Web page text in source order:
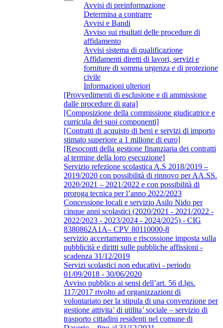
Avvisi di preinformazione
Determina a contrarre
Avvisi e Bandi
Avviso sui risultati delle procedure di
affidamento
Avvisi sistema di qualificazione
Affidamenti diretti di lavori, servizi e
forniture di somma urgenza e di protezione
civile
Informazioni ulteriori
[Provvedimenti di esclusione e di ammissione
dalle procedure di gara]
[Composizione della commissione giudicatrice e
curricula dei suoi componenti]
[Contratti di acquisto di beni e servizi di importo
stimato superiore a 1 milione di euro]
[Resoconti della gestione finanziaria dei contratti
al termine della loro esecuzione]
Servizio refezione scolastica A.S 2018/2019 –
2019/2020 con possibilità di rinnovo per AA.SS.
2020/2021 – 2021/2022 e con possibilità di
proroga tecnica per l’anno 2022/2023
Concessione locali e servizio Asilo Nido per
cinque anni scolastici (2020/2021 - 2021/2022 -
2022/2023 - 2023/2024 - 2024/2025) - CIG
8380862A1A– CPV 80110000-8
servizio accertamento e riscossione imposta sulla
pubblicità e diritti sulle pubbliche affissioni -
scadenza 31/12/2019
Servizi scolastici non educativi - periodo
01/09/2018 - 30/06/2020
Avviso pubblico ai sensi dell’art. 56 d.lgs.
117/2017 rivolto ad organizzazioni di
volontariato per la stipula di una convenzione per
gestione attivita’ di utilita’ sociale – servizio di
trasporto cittadini residenti nel comune di